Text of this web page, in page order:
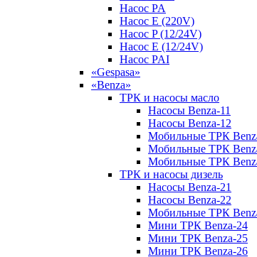
Насос PA
Насос E (220V)
Насос P (12/24V)
Насос E (12/24V)
Насос PAI
«Gespasa»
«Benza»
ТРК и насосы масло
Насосы Benza-11
Насосы Benza-12
Мобильные ТРК
Мобильные ТРК
Мобильные ТРК
ТРК и насосы дизель
Насосы Benza-21
Насосы Benza-22
Мобильные ТРК
Мини ТРК Benza-24
Мини ТРК Benza-25
Мини ТРК Benza-26